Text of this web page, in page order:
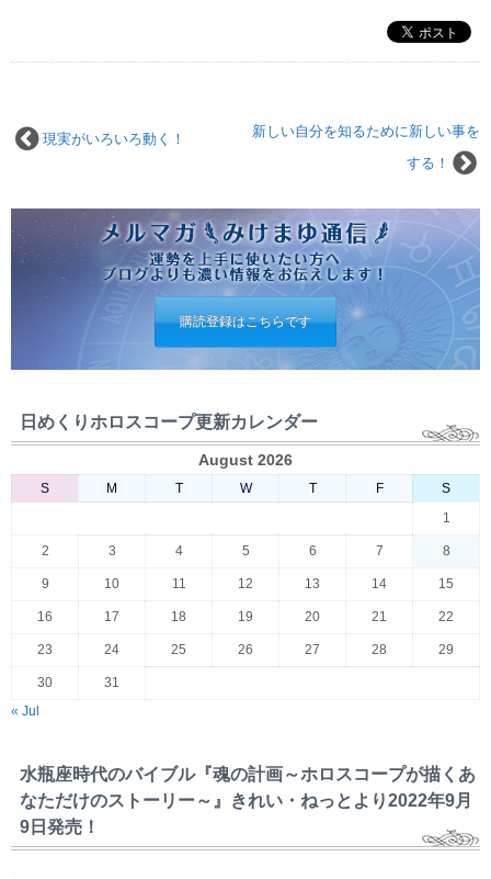
新しい自分を知るために新しい事を
する！
現実がいろいろ動く！
購読登録はこちらです
日めくりホロスコープ更新カレンダー
August 2026
S M T W T F
S
1
2 3 4 5 6 7 8
9 10 11 12 13 14 15
16 17 18 19 20 21 22
23 24 25 26 27 28 29
30
31
« Jul
水瓶座時代のバイブル『魂の計画～ホロスコープが描くあ
なただけのストーリー～』きれい・ねっとより2022年9月
9日発売！